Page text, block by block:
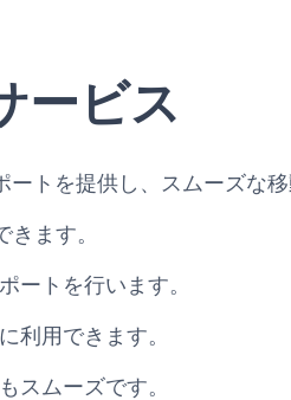
ービス
トを提供し、スムーズな移
ます。
ートを行います。
利用できます。
スムーズです。